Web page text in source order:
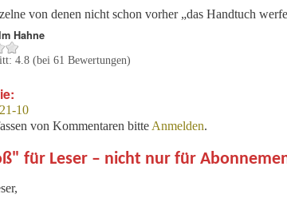
von denen nicht schon vorher „das Handtuch
Hahne
4.8 (bei 61 Bewertungen)
10
von Kommentaren bitte Anmelden.
für Leser – nicht nur für